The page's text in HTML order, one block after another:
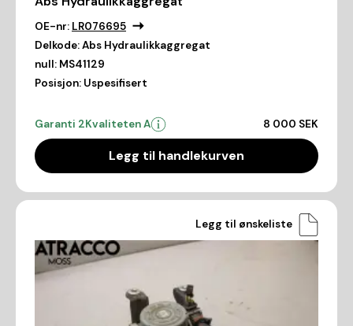
OE-nr: LR076695
Delkode:Abs Hydraulikkaggregat
null: MS41129
Posisjon: Uspesifisert
Garanti 2Kvaliteten A 8 000 SEK
Legg til handlekurven
Legg til ønskeliste